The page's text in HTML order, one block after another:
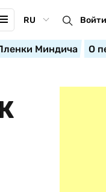
RU Войти
Миндича О